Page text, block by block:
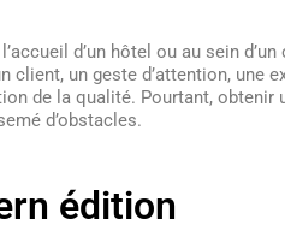
d’un hôtel ou au sein
client, un geste d’attention, une
de la qualité. Pourtant, obtenir
d’obstacles.
édition